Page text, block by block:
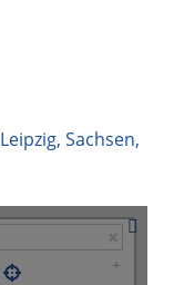
Leipzig, Sachsen,